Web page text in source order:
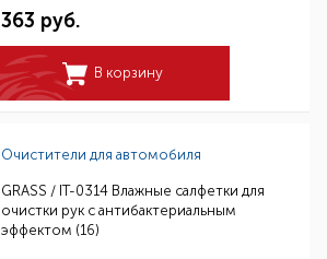
363 руб.
В корзину
Очистители для автомобиля
GRASS / IT-0314 Влажные салфетки для
очистки рук с антибактериальным
эффектом (16)